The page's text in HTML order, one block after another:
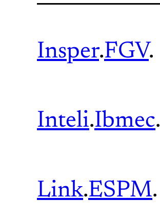
Insper.FGV.
Inteli.Ibmec.
Link.ESPM.